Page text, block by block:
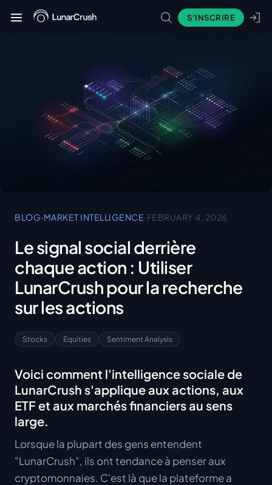
S'INSCRIRE
BLOG›MARKET INTELLIGENCE·FEBRUARY 4, 2026
Le signal social derrière
chaque action : Utiliser
LunarCrush pour la recherche
sur les actions
Stocks Equities Sentiment Analysis
Voici comment l'intelligence sociale de
LunarCrush s'applique aux actions, aux
ETF et aux marchés financiers au sens
large.
Lorsque la plupart des gens entendent
"LunarCrush", ils ont tendance à penser aux
cryptomonnaies. C'est là que la plateforme a